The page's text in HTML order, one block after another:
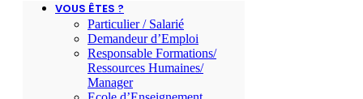
VOUS ÊTES ?
Particulier / Salarié
Demandeur d’Emploi
Responsable Formations/
Ressources Humaines/
Manager